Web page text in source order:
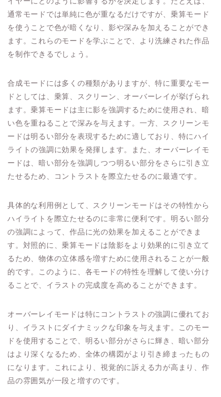
通常モードでは単純に色が重なるだけですが、乗算モード
を使うことで色が暗くなり、影や深みを加えることができ
ます。これらのモードを学ぶことで、より洗練された作品
を制作できるでしょう。
合成モードには多くの種類がありますが、特に重要なモー
ドとしては、乗算、スクリーン、オーバーレイが挙げられ
ます。乗算モードは主に影を強調するために使用され、暗
い色を重ねることで深みを与えます。一方、スクリーンモ
ードは明るい部分を表現するために適しており、特にハイ
ライトの強調に効果を発揮します。また、オーバーレイモ
ードは、暗い部分を強調しつつ明るい部分をさらに引き立
たせるため、コントラストを際立たせるのに最適です。
具体的な利用例として、スクリーンモードはその特性から
ハイライトを際立たせるのに非常に便利です。明るい部分
の強調によって、作品に光の効果を加えることができま
す。対照的に、乗算モードは陰影をより効果的に引き立て
るため、物体の立体感を増すために使用されることが一般
的です。このように、各モードの特性を理解して使い分け
ることで、イラストの完成度を高めることができます。
オーバーレイモードは特にコントラストの強調に優れてお
り、イラストにダイナミックな印象を与えます。このモー
ドを使用することで、明るい部分がさらに輝き、暗い部分
はより深くなるため、全体の構図がより引き締まったもの
になります。これにより、視覚的に訴える力が高まり、作
品の雰囲気が一段と増すのです。